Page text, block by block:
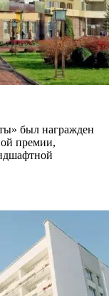
был награжден
премии,